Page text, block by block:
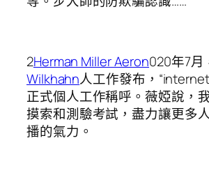
2Herman Miller Aeron020年7月
Wilkhahn人工作發布，
正式個人工作稱呼。薇婭說，
摸索和測驗考試，盡力讓更多
播的氣力。